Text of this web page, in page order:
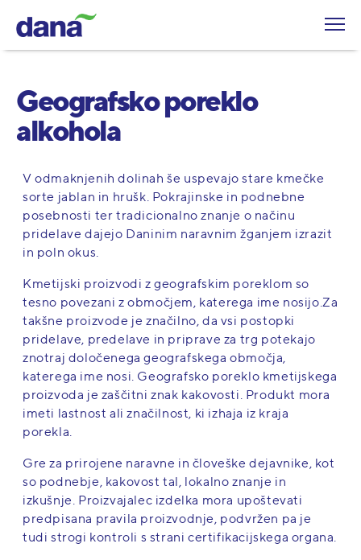
Geografsko poreklo
alkohola
V odmaknjenih dolinah še uspevajo stare kmečke
sorte jablan in hrušk. Pokrajinske in podnebne
posebnosti ter tradicionalno znanje o načinu
pridelave dajejo Daninim naravnim žganjem izrazit
in poln okus.
Kmetijski proizvodi z geografskim poreklom so
tesno povezani z območjem, katerega ime nosijo.Za
takšne proizvode je značilno, da vsi postopki
pridelave, predelave in priprave za trg potekajo
znotraj določenega geografskega območja,
katerega ime nosi. Geografsko poreklo kmetijskega
proizvoda je zaščitni znak kakovosti. Produkt mora
imeti lastnost ali značilnost, ki izhaja iz kraja
porekla.
Gre za prirojene naravne in človeške dejavnike, kot
so podnebje, kakovost tal, lokalno znanje in
izkušnje. Proizvajalec izdelka mora upoštevati
predpisana pravila proizvodnje, podvržen pa je
tudi strogi kontroli s strani certifikacijskega organa.